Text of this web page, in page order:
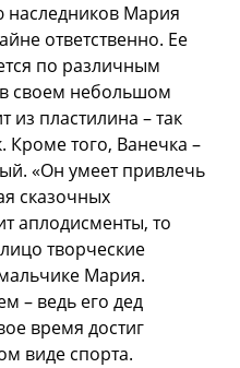
наследников Мария
ответственно. Ее
по различным
своем небольшом
из пластилина – так
Кроме того, Ванечка –
«Он умеет привлечь
сказочных
аплодисменты, то
творческие
Мария.
– ведь его дед
время достиг
виде спорта.